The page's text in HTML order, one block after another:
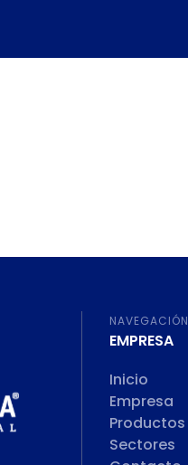
NAVEGACIÓN
EMPRESA
Inicio
Empresa
Productos
Sectores